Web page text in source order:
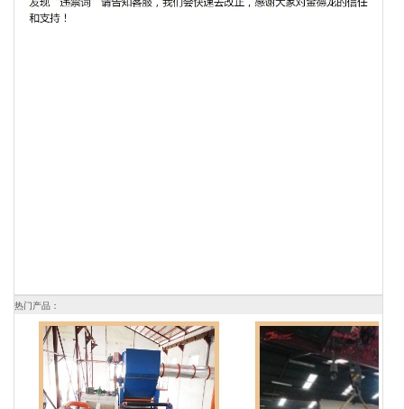
热门产品：